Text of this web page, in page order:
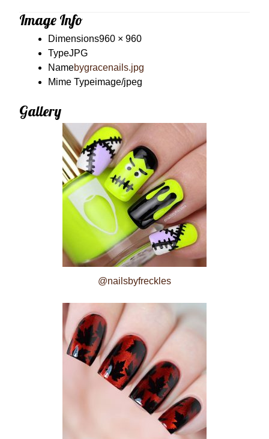
Image Info
Dimensions960 × 960
TypeJPG
Namebygracenails.jpg
Mime Typeimage/jpeg
Gallery
@nailsbyfreckles